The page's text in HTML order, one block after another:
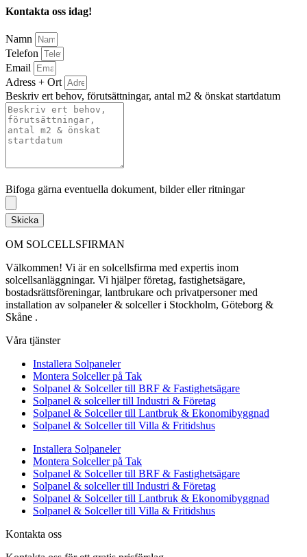
Kontakta oss idag!
Namn
Telefon
Email
Adress + Ort
Beskriv ert behov, förutsättningar, antal m2 & önskat startdatum
Bifoga gärna eventuella dokument, bilder eller ritningar
Skicka
OM SOLCELLSFIRMAN
Välkommen! Vi är en solcellsfirma med expertis inom
solcellsanläggningar. Vi hjälper företag, fastighetsägare,
bostadsrättsföreningar, lantbrukare och privatpersoner med
installation av solpaneler & solceller i Stockholm, Göteborg &
Skåne .
Våra tjänster
Installera Solpaneler
Montera Solceller på Tak
Solpanel & Solceller till BRF & Fastighetsägare
Solpanel & solceller till Industri & Företag
Solpanel & Solceller till Lantbruk & Ekonomibyggnad
Solpanel & Solceller till Villa & Fritidshus
Installera Solpaneler
Montera Solceller på Tak
Solpanel & Solceller till BRF & Fastighetsägare
Solpanel & solceller till Industri & Företag
Solpanel & Solceller till Lantbruk & Ekonomibyggnad
Solpanel & Solceller till Villa & Fritidshus
Kontakta oss